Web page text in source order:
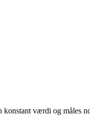
værdi og måles